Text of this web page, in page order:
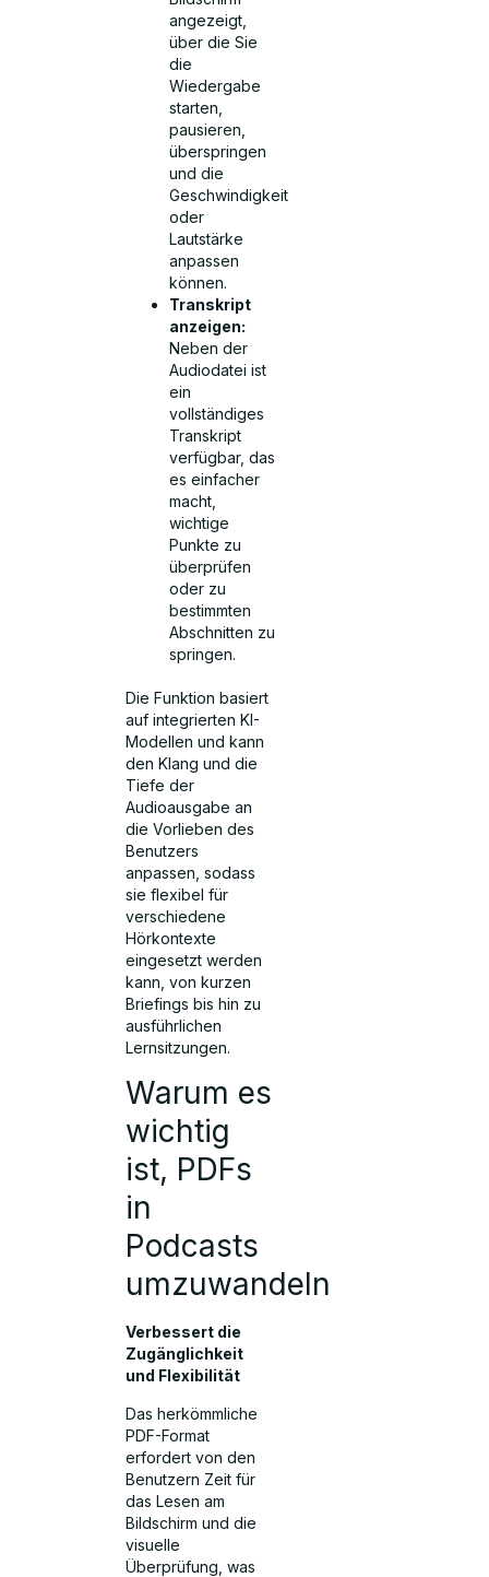
angezeigt,
über die Sie
die
Wiedergabe
starten,
pausieren,
überspringen
und die
Geschwindigkeit
oder
Lautstärke
anpassen
können.
Transkript
anzeigen:
Neben der
Audiodatei ist
ein
vollständiges
Transkript
verfügbar, das
es einfacher
macht,
wichtige
Punkte zu
überprüfen
oder zu
bestimmten
Abschnitten zu
springen.
Die Funktion basiert
auf integrierten KI-
Modellen und kann
den Klang und die
Tiefe der
Audioausgabe an
die Vorlieben des
Benutzers
anpassen, sodass
sie flexibel für
verschiedene
Hörkontexte
eingesetzt werden
kann, von kurzen
Briefings bis hin zu
ausführlichen
Lernsitzungen.
Warum es
wichtig
ist, PDFs
in
Podcasts
umzuwandeln
Verbessert die
Zugänglichkeit
und Flexibilität
Das herkömmliche
PDF-Format
erfordert von den
Benutzern Zeit für
das Lesen am
Bildschirm und die
visuelle
Überprüfung, was